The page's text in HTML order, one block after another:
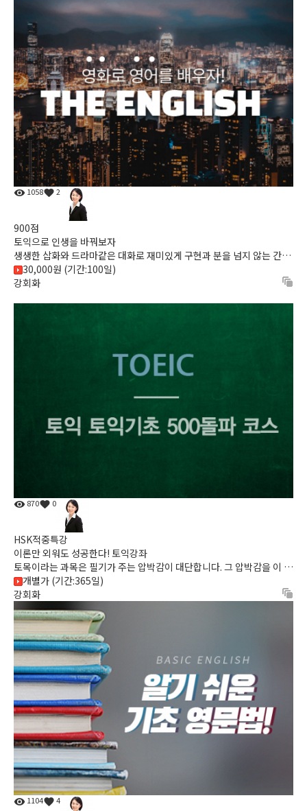
1058 2
900점
토익으로 인생을 바꿔보자
생생한 삽화와 드라마같은 대화로 재미있게 구현과 분을 넘지 않는 간결
함! 짧지만 집중력 높은 강의!
30,000원 (기간:100일)
강회화
870 0
HSK적중특강
이론만 외워도 성공한다! 토익강좌
토목이라는 과목은 필기가 주는 압박감이 대단합니다. 그 압박감을 이 강
좌로 해소해보세요!
개별가 (기간:365일)
강회화
1104 4